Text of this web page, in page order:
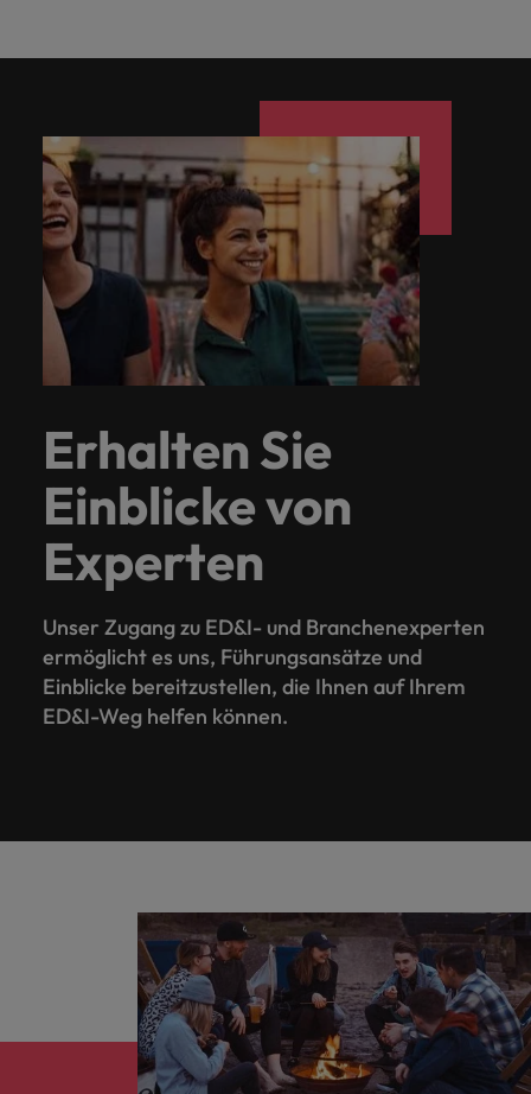
Erhalten Sie
Einblicke von
Experten
Unser Zugang zu ED&I- und Branchenexperten
ermöglicht es uns, Führungsansätze und
Einblicke bereitzustellen, die Ihnen auf Ihrem
ED&I-Weg helfen können.